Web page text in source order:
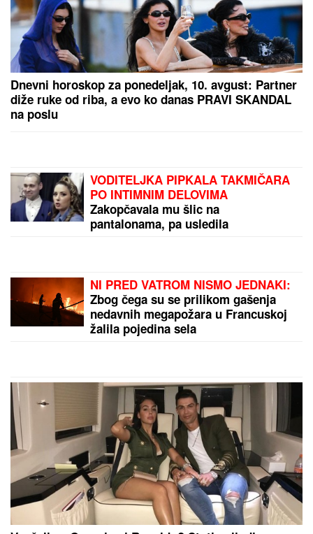
TEŠKO JE POVREĐENA!Najnoviji detalji ubadanja
tinejdžerke (18) u samom centru Beograda: Oglasili
HAOS U EMISIJI!Gledateljka se
GUŠILA U SUZAMA zbog Maje
Marinković, jecala na sav glas:
(FOTO) MALI ŽELJKO GRLI MAJKU
NA PLAŽI U CRNOJ GORIMarija
Kulić podelila fotografiju Miljane sa